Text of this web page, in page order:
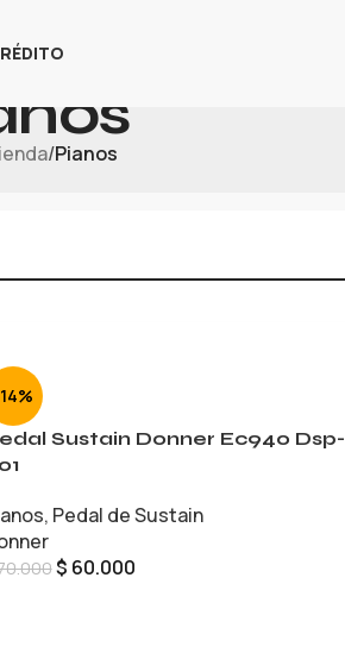
/Pianos
Sustain Donner Ec940 Dsp-
, Pedal de Sustain
$ 60.000